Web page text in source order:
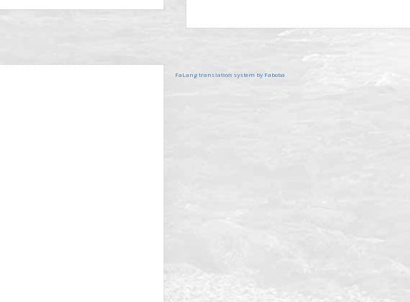
FaLang translation system by Faboba